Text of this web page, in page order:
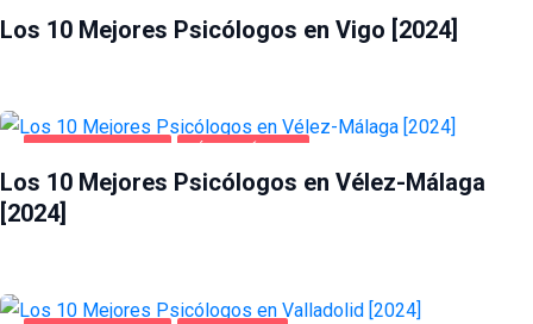
Los 10 Mejores Psicólogos en Vigo [2024]
Los 10 Mejores Psicólogos en Vélez-Málaga
[2024]